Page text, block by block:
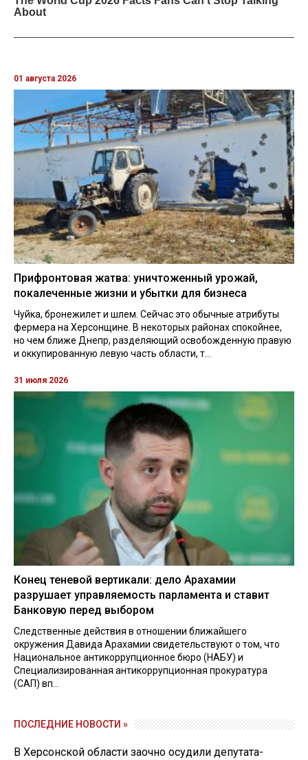
01 августа 2026
Прифронтовая жатва: уничтоженный урожай,
покалеченные жизни и убытки для бизнеса
Чуйка, бронежилет и шлем. Сейчас это обычные атрибуты
фермера на Херсонщине. В некоторых районах спокойнее,
но чем ближе Днепр, разделяющий освобожденную правую
и оккупированную левую часть области, т...
31 июля 2026
Конец теневой вертикали: дело Арахамии
разрушает управляемость парламента и ставит
Банковую перед выбором
Следственные действия в отношении ближайшего
окружения Давида Арахамии свидетельствуют о том, что
Национальное антикоррупционное бюро (НАБУ) и
Специализированная антикоррупционная прокуратура
(САП) вп...
ПОСЛЕДНИЕ НОВОСТИ »
В Херсонской области заочно осудили депутата-